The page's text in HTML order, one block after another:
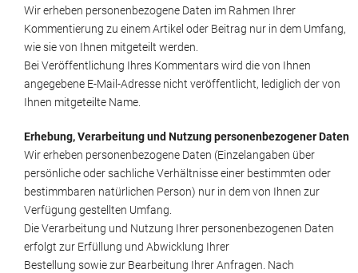
Wir erheben personenbezogene Daten im Rahmen Ihrer
Kommentierung zu einem Artikel oder Beitrag nur in dem Umfang,
wie sie von Ihnen mitgeteilt werden.
Bei Veröffentlichung Ihres Kommentars wird die von Ihnen
angegebene E-Mail-Adresse nicht veröffentlicht, lediglich der von
Ihnen mitgeteilte Name.
Erhebung, Verarbeitung und Nutzung personenbezogener Daten
Wir erheben personenbezogene Daten (Einzelangaben über
persönliche oder sachliche Verhältnisse einer bestimmten oder
bestimmbaren natürlichen Person) nur in dem von Ihnen zur
Verfügung gestellten Umfang.
Die Verarbeitung und Nutzung Ihrer personenbezogenen Daten
erfolgt zur Erfüllung und Abwicklung Ihrer
Bestellung sowie zur Bearbeitung Ihrer Anfragen. Nach